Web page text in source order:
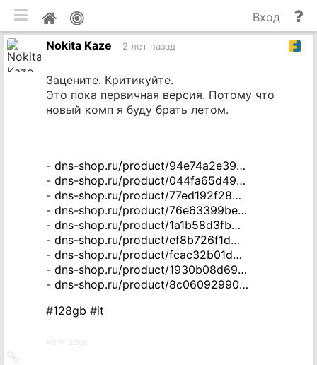
Мой
профиль
и
Вход
Nokita Kaze
2 лет назад
Зацените. Критикуйте.
Это пока первичная версия. Потому что
новый комп я буду брать летом.
- dns-shop.ru/product/94e74a2e39…
- dns-shop.ru/product/044fa65d49…
- dns-shop.ru/product/77ed192f28…
- dns-shop.ru/product/76e63399be…
- dns-shop.ru/product/1a1b58d3fb…
- dns-shop.ru/product/ef8b726f1d…
- dns-shop.ru/product/fcac32b01d…
- dns-shop.ru/product/1930b08d69…
- dns-shop.ru/product/8c06092990…
#128gb #it
мобильная версия